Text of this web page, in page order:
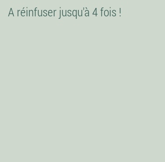
A réinfuser jusqu'à 4 fois !